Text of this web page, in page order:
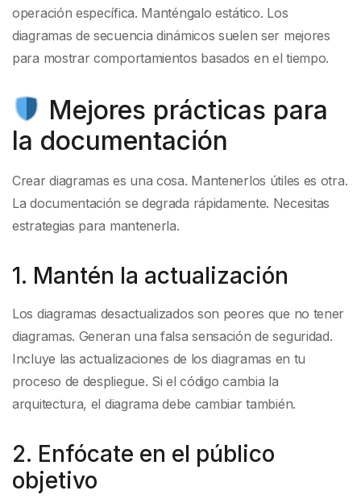
operación específica. Manténgalo estático. Los
diagramas de secuencia dinámicos suelen ser mejores
para mostrar comportamientos basados en el tiempo.
Mejores prácticas para
la documentación
Crear diagramas es una cosa. Mantenerlos útiles es otra.
La documentación se degrada rápidamente. Necesitas
estrategias para mantenerla.
1. Mantén la actualización
Los diagramas desactualizados son peores que no tener
diagramas. Generan una falsa sensación de seguridad.
Incluye las actualizaciones de los diagramas en tu
proceso de despliegue. Si el código cambia la
arquitectura, el diagrama debe cambiar también.
2. Enfócate en el público
objetivo